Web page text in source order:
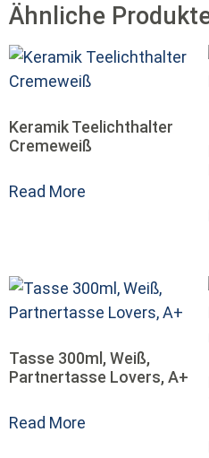
Ähnliche
Keramik Teelichthalter
Cremeweiß
Read More
Tasse 300ml, Weiß,
Partnertasse Lovers, A+
Read More